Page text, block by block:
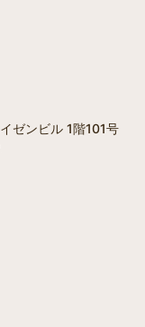
ゼンビル 1階101号